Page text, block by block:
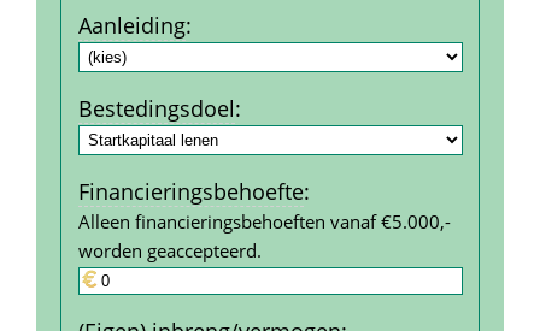
Aanleiding:
Bestedings­doel:
Financierings­behoefte:
Alleen financieringsbehoeften vanaf €5.000,-
worden geaccepteerd.